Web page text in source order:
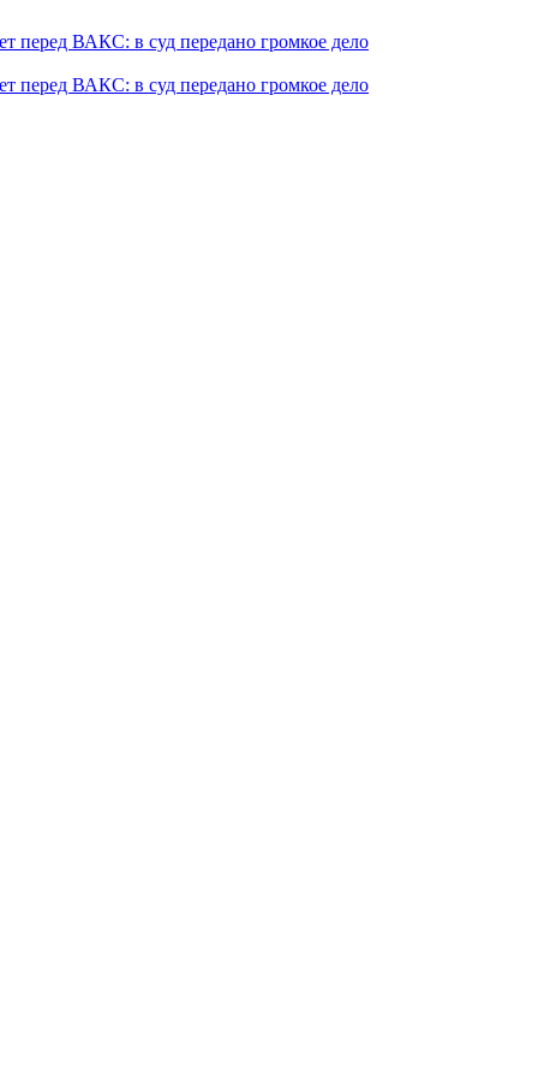
перед ВАКС: в суд передано громкое дело
перед ВАКС: в суд передано громкое дело